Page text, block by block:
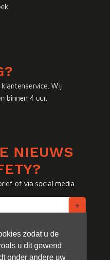
zodat u de
u dit gewend
onder andere uw
Wij
binnen 4 uur.
NIEUWS
of via social media.